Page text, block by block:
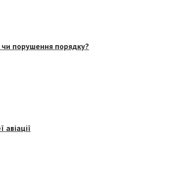
порушення порядку?